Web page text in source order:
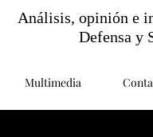
Multimedia
Análisis, opinión e
Defensa y